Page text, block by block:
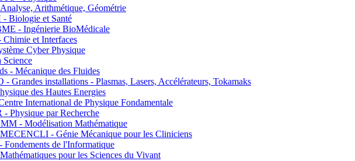
Arithmétique, Géométrie
Biologie et Santé
- Ingénierie BioMédicale
et Interfaces
Cyber Physique
- Mécanique des Fluides
Grandes installations - Plasmas, Lasers, Accélérateurs, Tokamaks
des Hautes Energies
International de Physique Fondamentale
Physique par Recherche
- Modélisation Mathématique
- Génie Mécanique pour les Cliniciens
de l'Informatique
pour les Sciences du Vivant